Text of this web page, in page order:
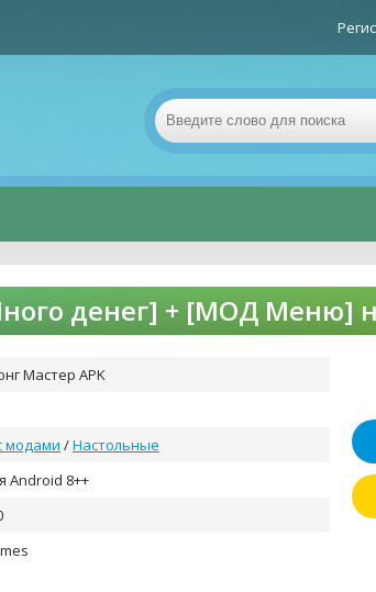
денег] + [МОД Меню]
Мастер APK
модами /Настольные
Android 8++